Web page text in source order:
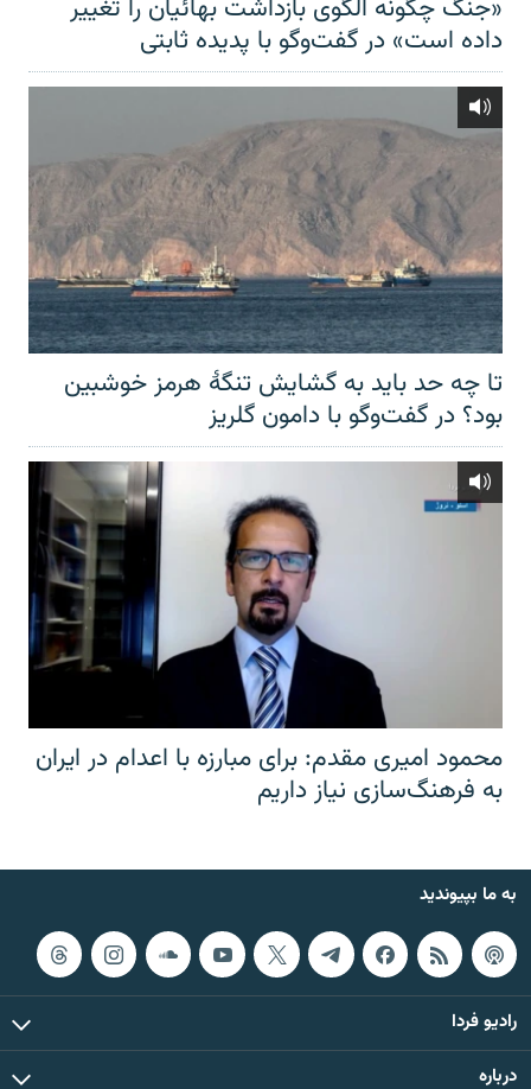
«جنگ چگونه الگوی بازداشت بهائیان را تغییر
داده است» در گفت‌وگو با پدیده ثابتی
تا چه حد باید به گشایش تنگهٔ هرمز خوشبین
بود؟ در گفت‌وگو با دامون گلریز
محمود امیری مقدم: برای مبارزه با اعدام در ایران
به فرهنگ‌سازی نیاز داریم
به ما بپیوندید
رادیو فردا
درباره